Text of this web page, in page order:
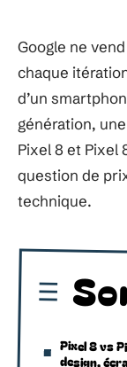
Google ne
chaque
d’un
génération,
Pixel 8 et Pixel
question de
technique.
Pixel 8 vs
design,